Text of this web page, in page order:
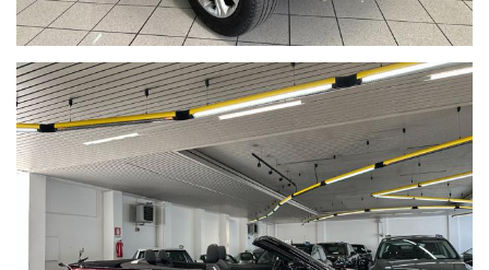
NOUS PARLONS FRANÇAIS